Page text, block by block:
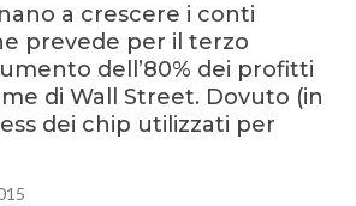
a crescere i conti
prevede per il terzo
dell’80% dei profitti
di Wall Street. Dovuto (in
dei chip utilizzati per